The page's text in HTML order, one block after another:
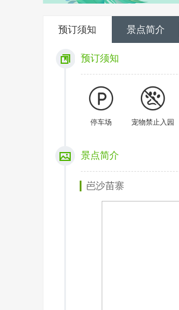
预订须知 景点简介
预订须知
停车场 宠物禁止入园
景点简介
岜沙苗寨